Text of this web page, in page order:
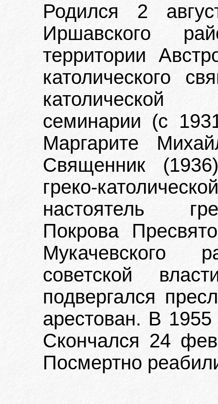
Родился 2
Иршавского
территории
католического
католической
семинарии (с
Маргарите
Священник
греко-
настоятель
Покрова
Мукачевского
советской
подвергался
арестован. В
Скончался 24
Посмертно